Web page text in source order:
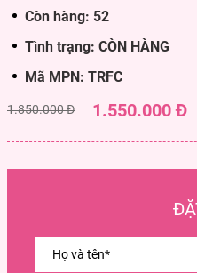
Còn hàng: 52
Tình trạng: CÒN HÀNG
Mã MPN: TRFC
1.850.000 Đ 1.550.000 Đ